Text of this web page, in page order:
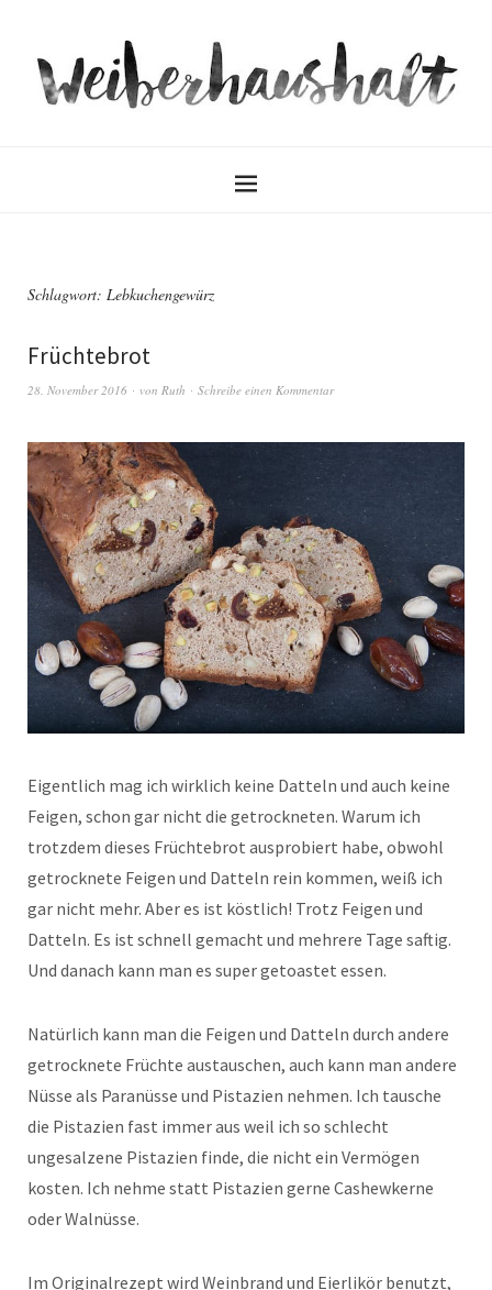
Schlagwort: Lebkuchengewürz
Früchtebrot
28. November 2016 von Ruth Schreibe einen Kommentar
Eigentlich mag ich wirklich keine Datteln und auch keine
Feigen, schon gar nicht die getrockneten. Warum ich
trotzdem dieses Früchtebrot ausprobiert habe, obwohl
getrocknete Feigen und Datteln rein kommen, weiß ich
gar nicht mehr. Aber es ist köstlich! Trotz Feigen und
Datteln. Es ist schnell gemacht und mehrere Tage saftig.
Und danach kann man es super getoastet essen.
Natürlich kann man die Feigen und Datteln durch andere
getrocknete Früchte austauschen, auch kann man andere
Nüsse als Paranüsse und Pistazien nehmen. Ich tausche
die Pistazien fast immer aus weil ich so schlecht
ungesalzene Pistazien finde, die nicht ein Vermögen
kosten. Ich nehme statt Pistazien gerne Cashewkerne
oder Walnüsse.
Im Originalrezept wird Weinbrand und Eierlikör benutzt,